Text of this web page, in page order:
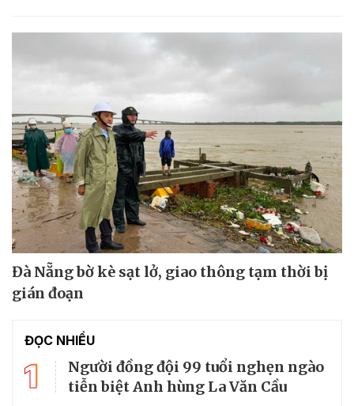
Đà Nẵng bờ kè sạt lở, giao thông tạm thời bị
gián đoạn
ĐỌC NHIỀU
1
Người đồng đội 99 tuổi nghẹn ngào
tiễn biệt Anh hùng La Văn Cầu